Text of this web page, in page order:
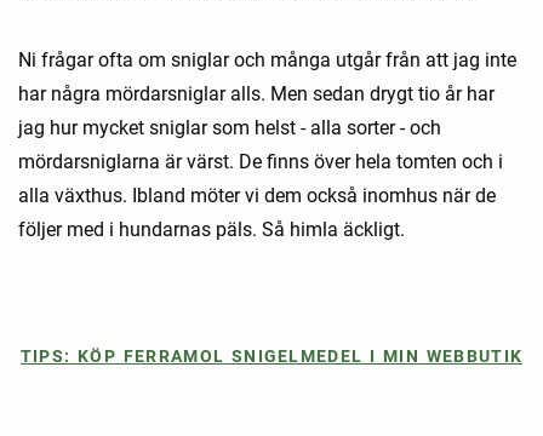
Ni frågar ofta om sniglar och många utgår från att jag inte
har några mördarsniglar alls. Men sedan drygt tio år har
jag hur mycket sniglar som helst - alla sorter - och
mördarsniglarna är värst. De finns över hela tomten och i
alla växthus. Ibland möter vi dem också inomhus när de
följer med i hundarnas päls. Så himla äckligt.
TIPS: KÖP FERRAMOL SNIGELMEDEL I MIN WEBBUTIK